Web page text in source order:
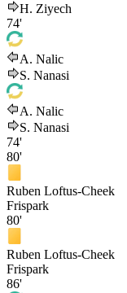
H. Ziyech
74'
A. Nalic
S. Nanasi
A. Nalic
S. Nanasi
74'
80'
Ruben Loftus-Cheek
Frispark
80'
Ruben Loftus-Cheek
Frispark
86'